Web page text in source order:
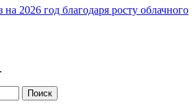
2026 год благодаря росту облачного